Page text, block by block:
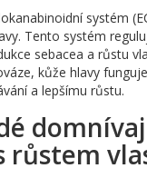
systém
Tento systém
sebacea a růstu
kůže hlavy
a lepšímu růstu.
růstem